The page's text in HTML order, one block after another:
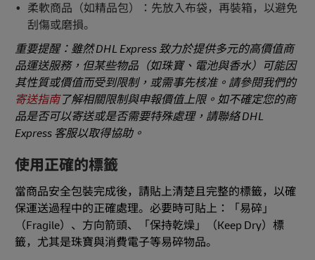
柔軟商品（如精品包）：先放入布袋，再裝箱，以避免
刮傷或磨損。
重要提醒：雖然 DHL Express 致力於提供多元的高價值商
品運送服務，但某些物品（如珠寶、電池與香水）可能因
其性質或價值而受到限制，或需事先核准。請參閱我們的
寄送指南了解相關限制與申報價值上限。如不確定您的商
品是否可以寄送或是否需要特殊處理，請聯絡 DHL
Express 客服以取得協助。
使用正確的標籤
當商品安全包裝完成後，請貼上清楚且完整的標籤，以確
保運送過程中的正確處理。必要時可貼上：「易碎」
（Fragile）、方向箭頭、「保持乾燥」（Keep Dry）標
籤，尤其是珠寶與消費電子等易碎物品。